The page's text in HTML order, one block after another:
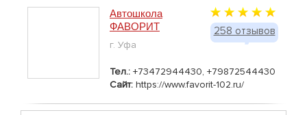
258 отзывов
Автошкола
ФАВОРИТ
г. Уфа
Тел.: +73472944430, +79872544430
Сайт: https://www.favorit-102.ru/